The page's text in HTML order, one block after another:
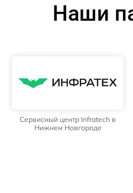
Наши
Сервисный центр Infratech в
Нижнем Новгороде